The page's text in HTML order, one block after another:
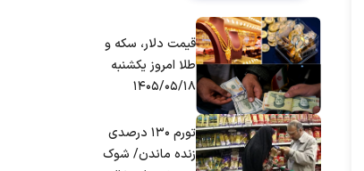
قیمت دلار، سکه و
طلا امروز یکشنبه
۱۴۰۵/۰۵/۱۸
تورم ۱۳۰ درصدی
زنده ماندن/ شوک